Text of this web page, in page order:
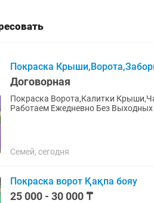
Покраска
Договорная
Покраска Ворота,Калитки
Семей, сегодня
Покраска ворот Қақпа бояу
25 000 - 30 000 ₸